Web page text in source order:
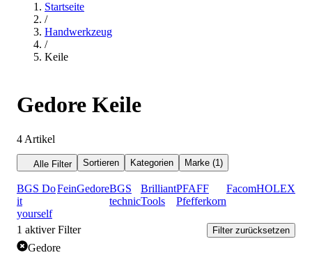
Startseite
/
Handwerkzeug
/
Keile
Gedore Keile
4 Artikel
Alle Filter Sortieren Kategorien Marke (1)
BGS Do
it
yourself
FeinGedoreBGS
technic
Brilliant
Tools
PFAFF
Pfefferkorn
FacomHOLEX
1 aktiver Filter Filter zurücksetzen
Gedore